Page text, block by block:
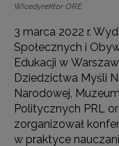
Wicedyrektor ORE
3 marca 2022 r.
Społecznych i
Edukacji w
Dziedzictwa Myśli
Narodowej,
Politycznych PRL
zorganizował
w praktyce